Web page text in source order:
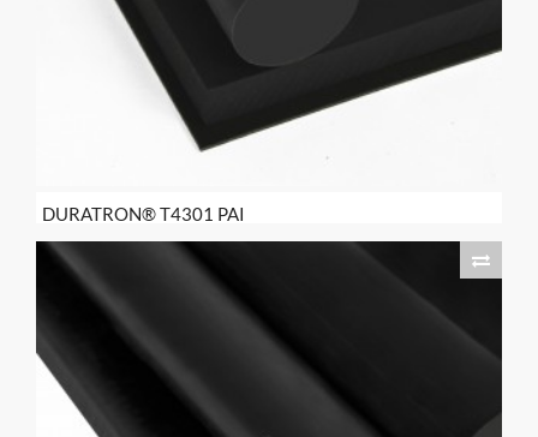
DURATRON® T4301 PAI